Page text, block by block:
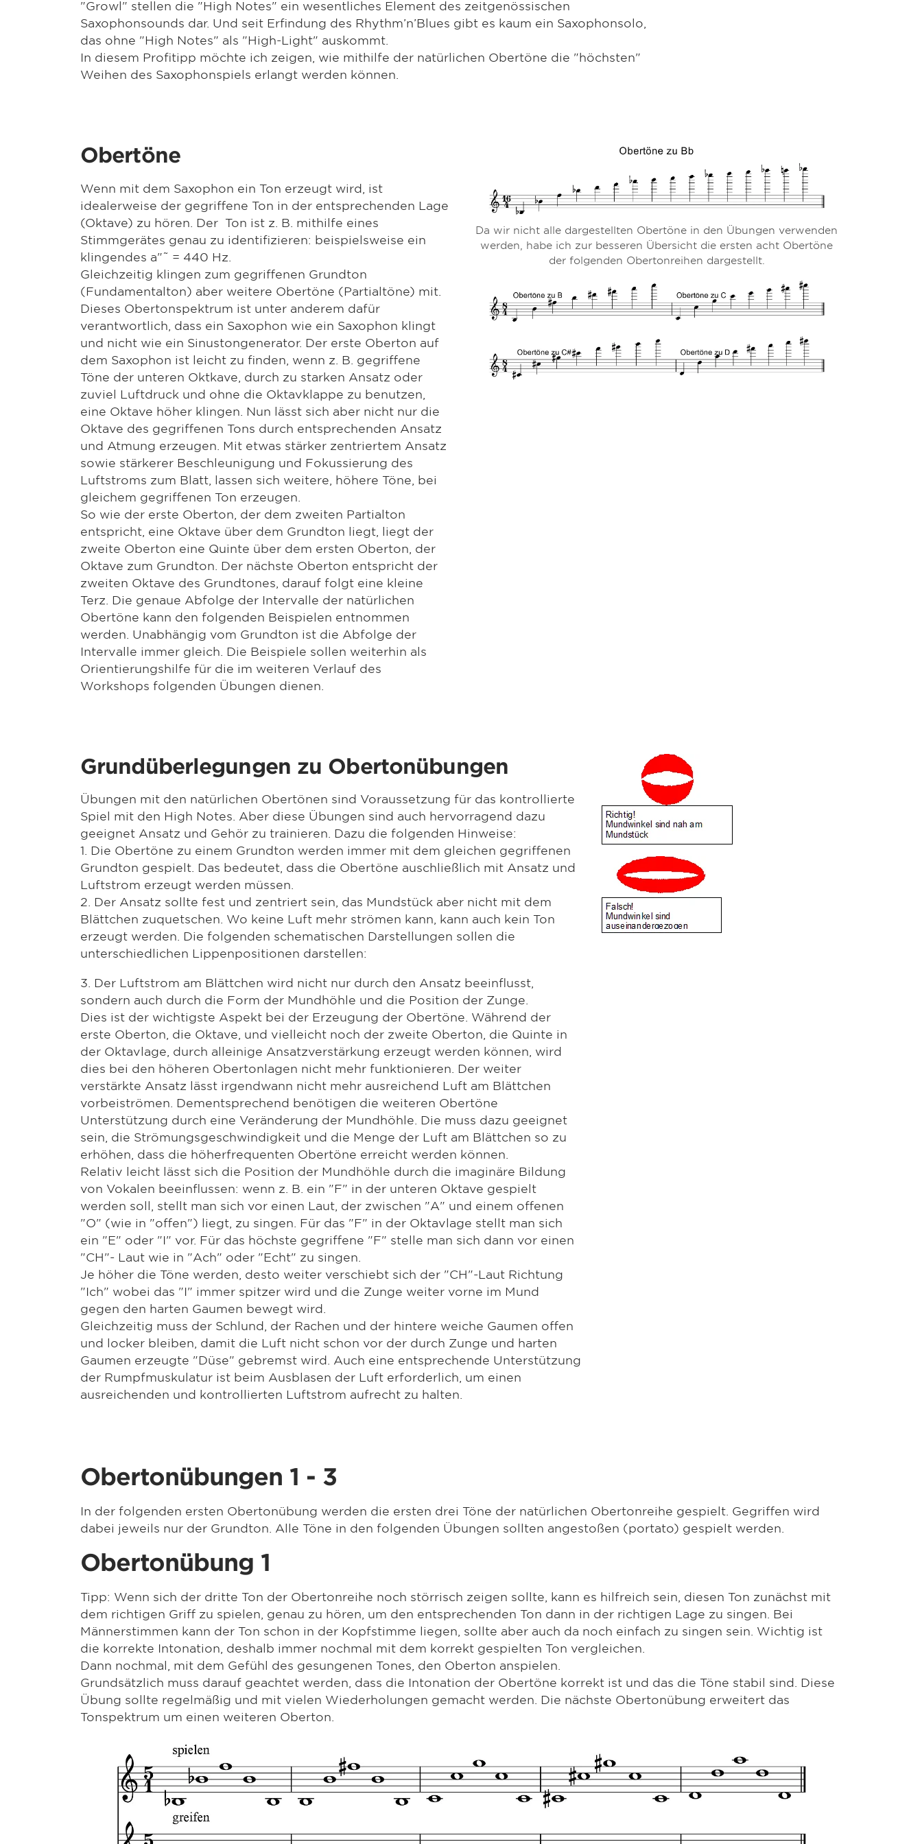
"Growl" stellen die "High Notes" ein wesentliches Element des zeitgenössischen
Saxophonsounds dar. Und seit Erfindung des Rhythm’n’Blues gibt es kaum ein Saxophonsolo,
das ohne "High Notes" als "High-Light" auskommt.
In diesem Profitipp möchte ich zeigen, wie mithilfe der natürlichen Obertöne die "höchsten"
Weihen des Saxophonspiels erlangt werden können.
Obertöne
Wenn mit dem Saxophon ein Ton erzeugt wird, ist
idealerweise der gegriffene Ton in der entsprechenden Lage
(Oktave) zu hören. Der Ton ist z. B. mithilfe eines
Stimmgerätes genau zu identifizieren: beispielsweise ein
klingendes a"˜ = 440 Hz.
Gleichzeitig klingen zum gegriffenen Grundton
(Fundamentalton) aber weitere Obertöne (Partialtöne) mit.
Dieses Obertonspektrum ist unter anderem dafür
verantwortlich, dass ein Saxophon wie ein Saxophon klingt
und nicht wie ein Sinustongenerator. Der erste Oberton auf
dem Saxophon ist leicht zu finden, wenn z. B. gegriffene
Töne der unteren Oktkave, durch zu starken Ansatz oder
zuviel Luftdruck und ohne die Oktavklappe zu benutzen,
eine Oktave höher klingen. Nun lässt sich aber nicht nur die
Oktave des gegriffenen Tons durch entsprechenden Ansatz
und Atmung erzeugen. Mit etwas stärker zentriertem Ansatz
sowie stärkerer Beschleunigung und Fokussierung des
Luftstroms zum Blatt, lassen sich weitere, höhere Töne, bei
gleichem gegriffenen Ton erzeugen.
So wie der erste Oberton, der dem zweiten Partialton
entspricht, eine Oktave über dem Grundton liegt, liegt der
zweite Oberton eine Quinte über dem ersten Oberton, der
Oktave zum Grundton. Der nächste Oberton entspricht der
zweiten Oktave des Grundtones, darauf folgt eine kleine
Terz. Die genaue Abfolge der Intervalle der natürlichen
Obertöne kann den folgenden Beispielen entnommen
werden. Unabhängig vom Grundton ist die Abfolge der
Intervalle immer gleich. Die Beispiele sollen weiterhin als
Orientierungshilfe für die im weiteren Verlauf des
Workshops folgenden Übungen dienen.
Da wir nicht alle dargestellten Obertöne in den Übungen verwenden
werden, habe ich zur besseren Übersicht die ersten acht Obertöne
der folgenden Obertonreihen dargestellt.
Grundüberlegungen zu Obertonübungen
Übungen mit den natürlichen Obertönen sind Voraussetzung für das kontrollierte
Spiel mit den High Notes. Aber diese Übungen sind auch hervorragend dazu
geeignet Ansatz und Gehör zu trainieren. Dazu die folgenden Hinweise:
1. Die Obertöne zu einem Grundton werden immer mit dem gleichen gegriffenen
Grundton gespielt. Das bedeutet, dass die Obertöne auschließlich mit Ansatz und
Luftstrom erzeugt werden müssen.
2. Der Ansatz sollte fest und zentriert sein, das Mundstück aber nicht mit dem
Blättchen zuquetschen. Wo keine Luft mehr strömen kann, kann auch kein Ton
erzeugt werden. Die folgenden schematischen Darstellungen sollen die
unterschiedlichen Lippenpositionen darstellen:
3. Der Luftstrom am Blättchen wird nicht nur durch den Ansatz beeinflusst,
sondern auch durch die Form der Mundhöhle und die Position der Zunge.
Dies ist der wichtigste Aspekt bei der Erzeugung der Obertöne. Während der
erste Oberton, die Oktave, und vielleicht noch der zweite Oberton, die Quinte in
der Oktavlage, durch alleinige Ansatzverstärkung erzeugt werden können, wird
dies bei den höheren Obertonlagen nicht mehr funktionieren. Der weiter
verstärkte Ansatz lässt irgendwann nicht mehr ausreichend Luft am Blättchen
vorbeiströmen. Dementsprechend benötigen die weiteren Obertöne
Unterstützung durch eine Veränderung der Mundhöhle. Die muss dazu geeignet
sein, die Strömungsgeschwindigkeit und die Menge der Luft am Blättchen so zu
erhöhen, dass die höherfrequenten Obertöne erreicht werden können.
Relativ leicht lässt sich die Position der Mundhöhle durch die imaginäre Bildung
von Vokalen beeinflussen: wenn z. B. ein "F" in der unteren Oktave gespielt
werden soll, stellt man sich vor einen Laut, der zwischen "A" und einem offenen
"O" (wie in "offen") liegt, zu singen. Für das "F" in der Oktavlage stellt man sich
ein "E" oder "I" vor. Für das höchste gegriffene "F" stelle man sich dann vor einen
"CH"- Laut wie in "Ach" oder "Echt" zu singen.
Je höher die Töne werden, desto weiter verschiebt sich der "CH"-Laut Richtung
"Ich" wobei das "I" immer spitzer wird und die Zunge weiter vorne im Mund
gegen den harten Gaumen bewegt wird.
Gleichzeitig muss der Schlund, der Rachen und der hintere weiche Gaumen offen
und locker bleiben, damit die Luft nicht schon vor der durch Zunge und harten
Gaumen erzeugte "Düse" gebremst wird. Auch eine entsprechende Unterstützung
der Rumpfmuskulatur ist beim Ausblasen der Luft erforderlich, um einen
ausreichenden und kontrollierten Luftstrom aufrecht zu halten.
Obertonübungen 1 - 3
In der folgenden ersten Obertonübung werden die ersten drei Töne der natürlichen Obertonreihe gespielt. Gegriffen wird
dabei jeweils nur der Grundton. Alle Töne in den folgenden Übungen sollten angestoßen (portato) gespielt werden.
Obertonübung 1
Tipp: Wenn sich der dritte Ton der Obertonreihe noch störrisch zeigen sollte, kann es hilfreich sein, diesen Ton zunächst mit
dem richtigen Griff zu spielen, genau zu hören, um den entsprechenden Ton dann in der richtigen Lage zu singen. Bei
Männerstimmen kann der Ton schon in der Kopfstimme liegen, sollte aber auch da noch einfach zu singen sein. Wichtig ist
die korrekte Intonation, deshalb immer nochmal mit dem korrekt gespielten Ton vergleichen.
Dann nochmal, mit dem Gefühl des gesungenen Tones, den Oberton anspielen.
Grundsätzlich muss darauf geachtet werden, dass die Intonation der Obertöne korrekt ist und das die Töne stabil sind. Diese
Übung sollte regelmäßig und mit vielen Wiederholungen gemacht werden. Die nächste Obertonübung erweitert das
Tonspektrum um einen weiteren Oberton.